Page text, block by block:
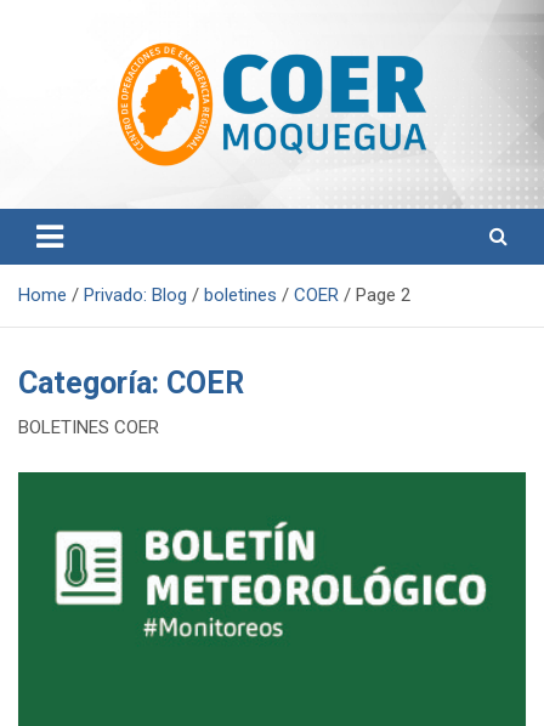
n
e
COER Moquegua
Home Privado: Blog boletines COER Page 2
Categoría: COER
BOLETINES COER